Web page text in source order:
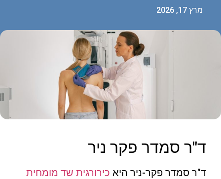
מרץ 17, 2026
ד"ר סמדר פקר ניר
ד"ר סמדר פקר-ניר היא כירורגית שד מומחית